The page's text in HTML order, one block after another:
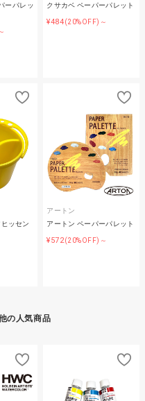
ーパレッ
クサカベ ペーパーパレット
¥484(20%OFF)～
ッセン
アートン
アートン ペーパーパレット
¥572(20%OFF)～
の人気商品